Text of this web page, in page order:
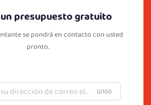
presupuesto gratuito
se pondrá en contacto con usted
pronto.
0/100